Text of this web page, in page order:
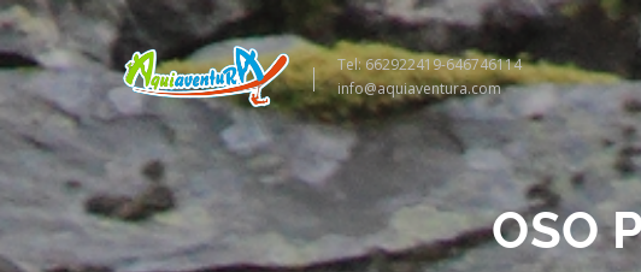
Tel: 662922419-646746114
info@aquiaventura.com
OSO